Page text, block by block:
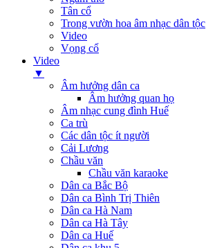
Tân cổ
Trong vườn hoa âm nhạc dân tộc
Video
Vọng cổ
Video
▼
Âm hưởng dân ca
Âm hưởng quan họ
Âm nhạc cung đình Huế
Ca trù
Các dân tộc ít người
Cải Lương
Chầu văn
Chầu văn karaoke
Dân ca Bắc Bộ
Dân ca Bình Trị Thiên
Dân ca Hà Nam
Dân ca Hà Tây
Dân ca Huế